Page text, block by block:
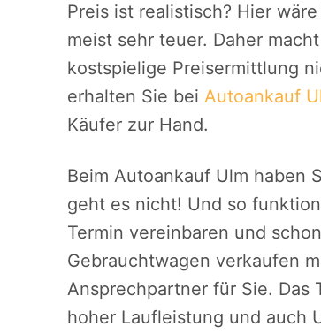
Preis ist realistisch? Hier
meist sehr teuer. Daher
kostspielige Preisermittlung
erhalten Sie bei Autoankauf
Käufer zur Hand.
Beim Autoankauf Ulm haben
geht es nicht! Und so
Termin vereinbaren und
Gebrauchtwagen verkaufen
Ansprechpartner für Sie. Das
hoher Laufleistung und auch